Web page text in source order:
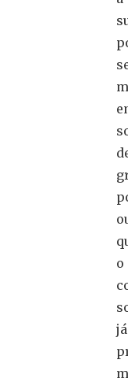
o
já